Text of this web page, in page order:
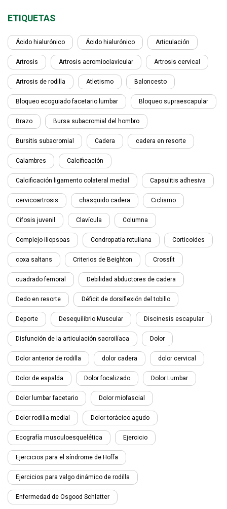
ETIQUETAS
Ácido hialurónico Ácido hialurónico Articulación
Artrosis Artrosis acromioclavicular Artrosis cervical
Artrosis de rodilla Atletismo Baloncesto
Bloqueo ecoguiado facetario lumbar Bloqueo supraescapular
Brazo Bursa subacromial del hombro
Bursitis subacromial Cadera cadera en resorte
Calambres Calcificación
Calcificación ligamento colateral medial Capsulitis adhesiva
cervicoartrosis chasquido cadera Ciclismo
Cifosis juvenil Clavícula Columna
Complejo iliopsoas Condropatía rotuliana Corticoides
coxa saltans Criterios de Beighton Crossfit
cuadrado femoral Debilidad abductores de cadera
Dedo en resorte Déficit de dorsiflexión del tobillo
Deporte Desequilibrio Muscular Discinesis escapular
Disfunción de la articulación sacroilíaca Dolor
Dolor anterior de rodilla dolor cadera dolor cervical
Dolor de espalda Dolor focalizado Dolor Lumbar
Dolor lumbar facetario Dolor miofascial
Dolor rodilla medial Dolor torácico agudo
Ecografía musculoesquelética Ejercicio
Ejercicios para el síndrome de Hoffa
Ejercicios para valgo dinámico de rodilla
Enfermedad de Osgood Schlatter